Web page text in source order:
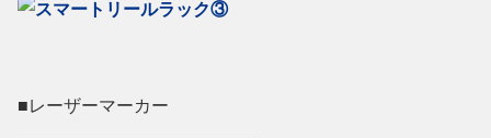
■レーザーマーカー